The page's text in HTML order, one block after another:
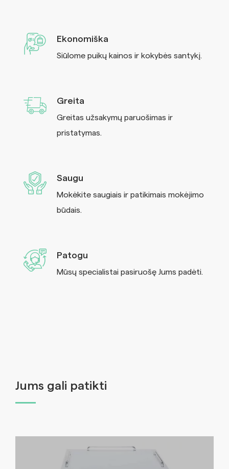
Ekonomiška
Siūlome puikų kainos ir kokybės santykį.
Greita
Greitas užsakymų paruošimas ir
pristatymas.
Saugu
Mokėkite saugiais ir patikimais mokėjimo
būdais.
Patogu
Mūsų specialistai pasiruošę Jums padėti.
Jums gali patikti